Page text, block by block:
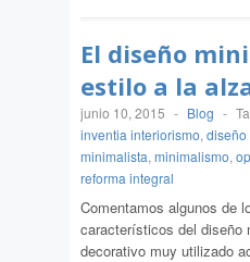
El diseño
estilo a la
junio 10, 2015 - Blog -
inventia interiorismo, diseño
minimalista, minimalismo,
reforma integral
Comentamos algunos de
característicos del diseño
decorativo muy utilizado